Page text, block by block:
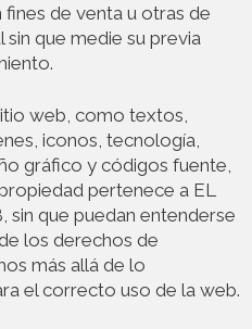
de venta u otras de
que medie su previa
web, como textos,
iconos, tecnología,
gráfico y códigos fuente,
pertenece a EL
sin que puedan entenderse
los derechos de
más allá de lo
el correcto uso de la web.